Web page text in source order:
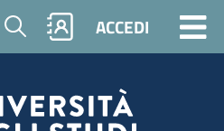
Cerca ACCEDI